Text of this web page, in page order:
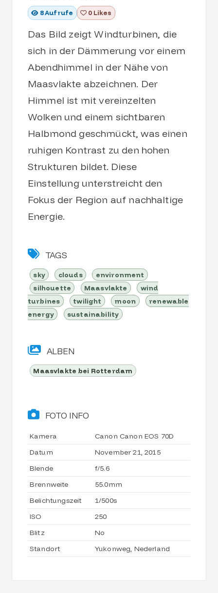
8Aufrufe 0 Likes
Das Bild zeigt Windturbinen, die
sich in der Dämmerung vor einem
Abendhimmel in der Nähe von
Maasvlakte abzeichnen. Der
Himmel ist mit vereinzelten
Wolken und einem sichtbaren
Halbmond geschmückt, was einen
ruhigen Kontrast zu den hohen
Strukturen bildet. Diese
Einstellung unterstreicht den
Fokus der Region auf nachhaltige
Energie.
TAGS
sky clouds
environment
silhouette
Maasvlakte
wind
turbines
twilight moon
renewable
energy
sustainability
ALBEN
Maasvlakte bei Rotterdam
FOTO INFO
Kamera
Canon Canon EOS 70D
Datum
November 21, 2015
Blende
f/5.6
Brennweite
55.0mm
Belichtungszeit
1/500s
ISO
250
Blitz
No
Standort
Yukonweg, Nederland